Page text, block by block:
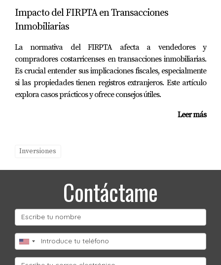
¿Cuál es el mejor momento para invertir
El mejor momento suele ser durante la temporada
baja turística, cuando los precios tienden a ser más
bajos.
como Mariana Romero puede facilitarte mucho el
¿Qué tipo de propiedades son más
rentables en Florida?
Las propiedades vacacionales suelen ser muy
rentables debido al turismo constante.
¿Cómo afecta mi nacionalidad al proceso
de compra?
Impacto del FIRPTA en Transacciones
Inmobiliarias
La normativa del FIRPTA afecta a vendedores y
compradores costarricenses en transacciones inmobiliarias.
Es crucial entender sus implicaciones fiscales, especialmente
si las propiedades tienen registros extranjeros. Este artículo
explora casos prácticos y ofrece consejos útiles.
Leer más
Inversiones
Contáctame